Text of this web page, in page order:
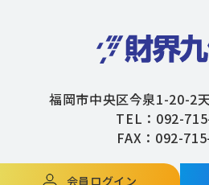
会員ログイン
福岡市中央区今泉1-20-2
TEL：092-
FAX：092-